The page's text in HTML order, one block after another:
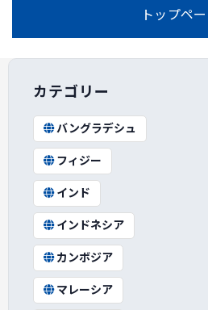
トップペ
カテゴリー
バングラデシュ
フィジー
インド
インドネシア
カンボジア
マレーシア